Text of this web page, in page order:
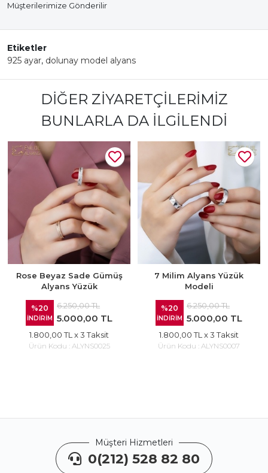
Müşterilerimize Gönderilir
Etiketler
925 ayar, dolunay model alyans
DIĞER ZIYARETÇILERIMIZ
BUNLARLA DA İLGILENDI
Rose Beyaz Sade Gümüş
Alyans Yüzük
%20
İNDİRİM
6.250,00 TL
5.000,00 TL
1.800,00 TL x 3 Taksit
Ürün Kodu : ALYNS0025
7 Milim Alyans Yüzük
Modeli
%20
İNDİRİM
6.250,00 TL
5.000,00 TL
1.800,00 TL x 3 Taksit
Ürün Kodu : ALYNS0007
Müşteri Hizmetleri
0(212) 528 82 80